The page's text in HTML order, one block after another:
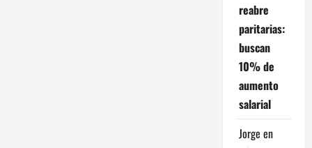
reabre
paritarias:
buscan
10% de
aumento
salarial
Jorge en